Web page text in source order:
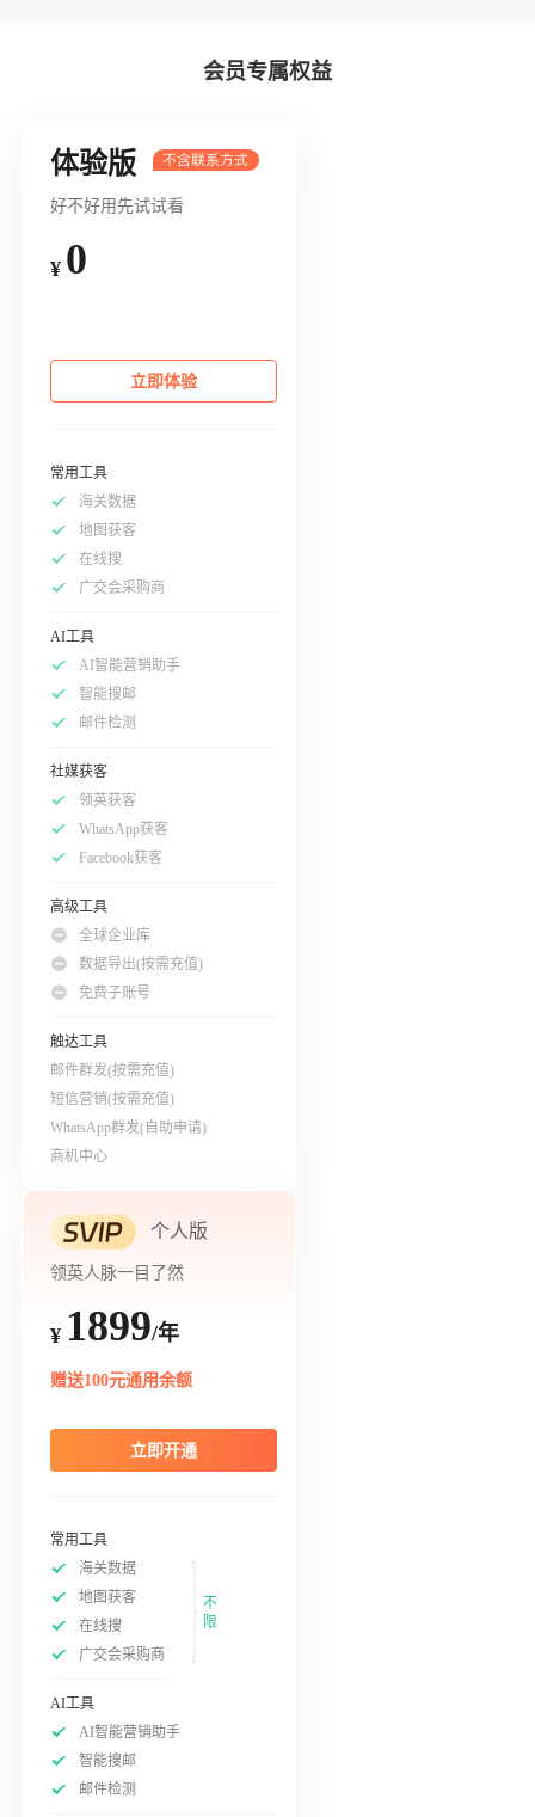
会员专属权益
体验版
好不好用先试试看
¥ 0
立即体验
常用工具
海关数据
地图获客
在线搜
广交会采购商
AI工具
AI智能营销助手
智能搜邮
邮件检测
社媒获客
领英获客
WhatsApp获客
Facebook获客
高级工具
全球企业库
数据导出(按需充值)
免费子账号
触达工具
邮件群发(按需充值)
短信营销(按需充值)
WhatsApp群发(自助申请)
商机中心
个人版
领英人脉一目了然
¥ 1899/年
赠送100元通用余额
立即开通
常用工具
海关数据
地图获客
在线搜
广交会采购商
不
限
AI工具
AI智能营销助手
智能搜邮
邮件检测